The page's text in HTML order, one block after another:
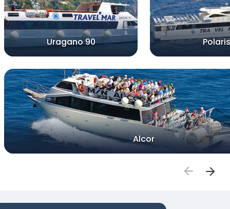
Uragano 90 Polaris
Alcor